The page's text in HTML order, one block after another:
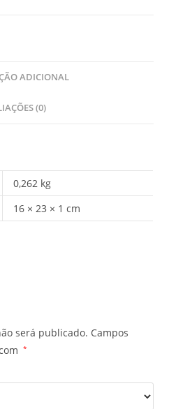
ADICIONAL
(0)
0,262 kg
16 × 23 × 1 cm
será publicado. Campos
*